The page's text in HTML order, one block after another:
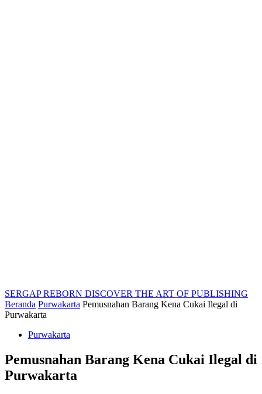
SERGAP REBORN DISCOVER THE ART OF PUBLISHING
Beranda Purwakarta Pemusnahan Barang Kena Cukai Ilegal di
Purwakarta
Purwakarta
Pemusnahan Barang Kena Cukai Ilegal di
Purwakarta